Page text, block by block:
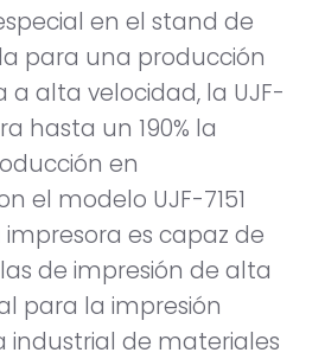
en el stand de
para una producción
a alta velocidad, la UJF-
hasta un 190% la
en
el modelo UJF-7151
impresora es capaz de
de impresión de alta
para la impresión
industrial de materiales